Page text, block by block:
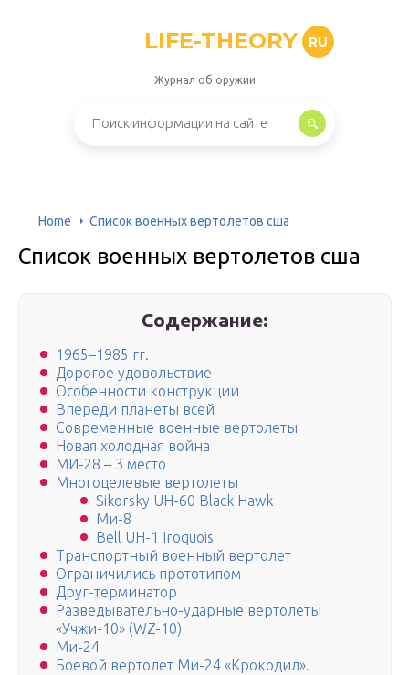
LIFE-THEORY RU
Журнал об оружии
Home Список военных вертолетов сша
Список военных вертолетов сша
Содержание:
1965–1985 гг.
Дорогое удовольствие
Особенности конструкции
Впереди планеты всей
Современные военные вертолеты
Новая холодная война
МИ-28 – 3 место
Многоцелевые вертолеты
Sikorsky UH-60 Black Hawk
Ми-8
Bell UH-1 Iroquois
Транспортный военный вертолет
Ограничились прототипом
Друг-терминатор
Разведывательно-ударные вертолеты
«Учжи-10» (WZ-10)
Ми-24
Боевой вертолет Ми-24 «Крокодил».